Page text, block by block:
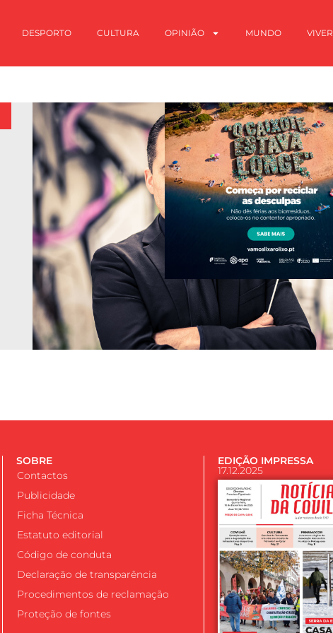
DESPORTO CULTURA OPINIÃO MUNDO VIVER
SOBRE
Contactos
Publicidade
Ficha Técnica
Estatuto editorial
Código de conduta
Declaração de transparência
Procedimentos de reclamação
Proteção de fontes
EDIÇÃO IMPRESSA
17.12.2025